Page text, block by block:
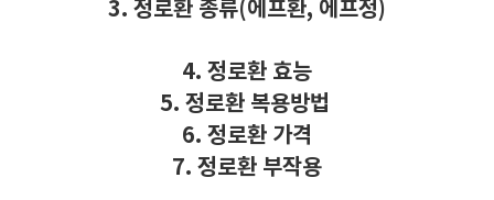
3. 정로환 종류(에프환, 에프정)
4. 정로환 효능
5. 정로환 복용방법
6. 정로환 가격
7. 정로환 부작용